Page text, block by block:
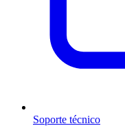
Soporte técnico